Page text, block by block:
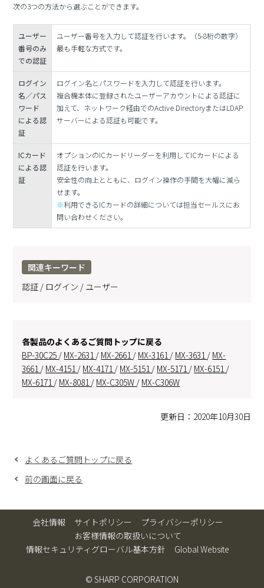
次の3つの方法から選ぶことができます。
ユーザー
番号のみ
での認証
ユーザー番号を入力して認証を行います。（5-8桁の数字）
最も手軽な方式です。
ログイン
名／パス
ワード
による認
証
ログイン名とパスワードを入力して認証を行います。
複合機本体に登録されたユーザーアカウントによる認証に
加えて、ネットワーク経由でのActive DirectoryまたはLDAP
サーバーによる認証も可能です。
ICカード
による認
証
オプションのICカードリーダーを利用してICカードによる
認証を行います。
安全性の向上とともに、ログイン操作の手間を大幅に減ら
せます。
※利用できるICカードの詳細については担当セールスにお
問い合わせください。
関連キーワード
認証 / ログイン / ユーザー
各製品のよくあるご質問トップに戻る
BP-30C25 / MX-2631 / MX-2661 / MX-3161 / MX-3631 / MX-
3661 / MX-4151 / MX-4171 / MX-5151 / MX-5171 / MX-6151 /
MX-6171 / MX-8081 / MX-C305W / MX-C306W
更新日：2020年10月30日
よくあるご質問トップに戻る
前の画面に戻る
会社情報 サイトポリシー
プライバシーポリシー
お客様情報の取扱いについて
情報セキュリティグローバル基本方針
Global Website
© SHARP CORPORATION